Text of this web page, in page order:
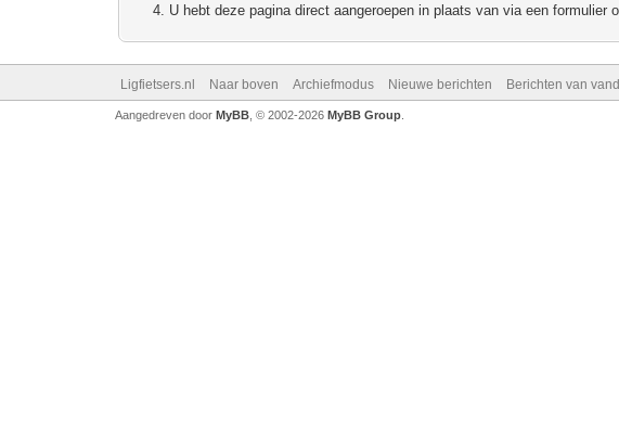
U hebt deze pagina direct aangeroepen in plaats van via een formulier
Ligfietsers.nl Naar boven Archiefmodus Nieuwe berichten Berichten van
Aangedreven door MyBB, © 2002-2026 MyBB Group.